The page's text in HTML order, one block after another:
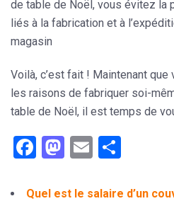
de table de Noël, vous évitez la
liés à la fabrication et à
magasin
Voilà, c’est fait ! Maintenant
les raisons de fabriquer soi-
table de Noël, il est temps de
Facebook
Mastodon
Email
Quel est le salaire d’un